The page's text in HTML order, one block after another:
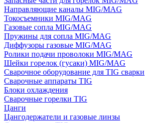
Направляющие каналы MIG/MAG
Токосъемники MIG/MAG
Газовые сопла MIG/MAG
Пружины для сопла MIG/MAG
Диффузоры газовые MIG/MAG
Ролики подачи проволоки MIG/MAG
Шейки горелок (гусаки) MIG/MAG
Сварочное оборудование для TIG сварки
Сварочные аппараты TIG
Блоки охлаждения
Сварочные горелки TIG
Цанги
Цангодержатели и газовые линзы